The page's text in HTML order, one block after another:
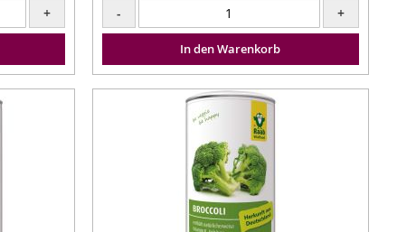
+ - +
In den Warenkorb